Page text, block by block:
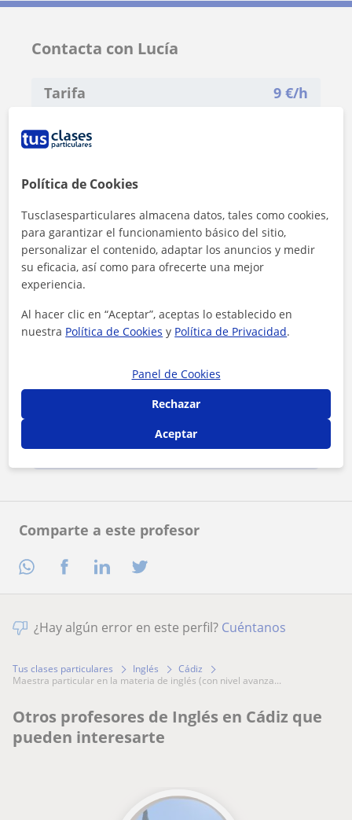
Comparte a este profesor
Contacta con Lucía
Tarifa 9 €/h
1ª clase gratis
Al hacer clic, aceptas nuestroaviso legal
Contactar ahora
¿Hay algún error en este perfil? Cuéntanos
Tus clases particulares Inglés
Cádiz
maestra particular en la materia de inglés (con nivel avanza...
Otros profesores de Inglés en Cádiz que
pueden interesarte
Política de Cookies
Tusclasesparticulares almacena datos, tales como cookies,
para garantizar el funcionamiento básico del sitio,
personalizar el contenido, adaptar los anuncios y medir
su eficacia, así como para ofrecerte una mejor
experiencia.
Al hacer clic en “Aceptar”, aceptas lo establecido en
nuestra Política de Cookies y Política de Privacidad.
Panel de Cookies
Rechazar
Aceptar